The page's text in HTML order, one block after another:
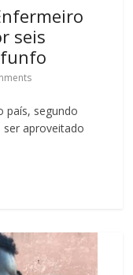
seis
país, segundo
ser aproveitado